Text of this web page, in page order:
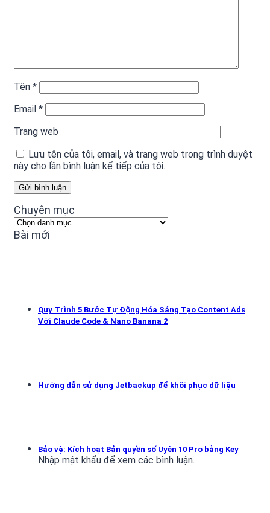
Tên *
Email *
Trang web
Lưu tên của tôi, email, và trang web trong trình duyệt
này cho lần bình luận kế tiếp của tôi.
Chuyên mục
Chuyên
mục
Bài mới
Quy Trình 5 Bước Tự Động Hóa Sáng Tạo Content Ads
Với Claude Code & Nano Banana 2
Hướng dẫn sử dụng Jetbackup để khôi phục dữ liệu
Bảo vệ: Kích hoạt Bản quyền số Uyên 10 Pro bằng Key
Nhập mật khẩu để xem các bình luận.